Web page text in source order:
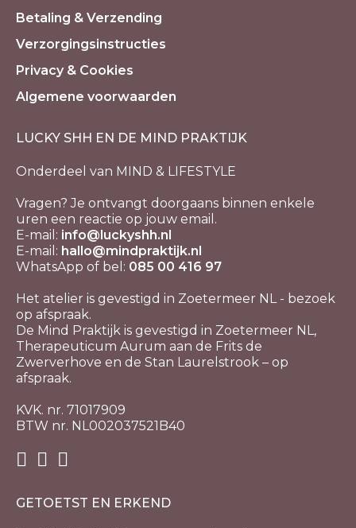
Betaling & Verzending
Verzorgingsinstructies
Privacy & Cookies
Algemene voorwaarden
LUCKY SHH EN DE MIND PRAKTIJK
Onderdeel van MIND & LIFESTYLE
Vragen? Je ontvangt doorgaans binnen enkele
uren een reactie op jouw email.
E-mail: info@luckyshh.nl
E-mail: hallo@mindpraktijk.nl
WhatsApp of bel: 085 00 416 97
Het atelier is gevestigd in Zoetermeer NL - bezoek
op afspraak.
De Mind Praktijk is gevestigd in Zoetermeer NL,
Therapeuticum Aurum aan de Frits de
Zwerverhove en de Stan Laurelstrook – op
afspraak.
KVK. nr. 71017909
BTW nr. NL002037521B40
GETOETST EN ERKEND